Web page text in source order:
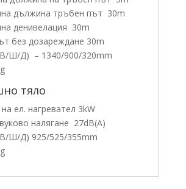
дължина тръбен път 30m
денивелация 30m
без дозареждане 30m
Ш/Д) – 1340/900/320mm
тяло
ел. нагревател 3kW
налягане 27dB(A)
Ш/Д) 925/525/355mm